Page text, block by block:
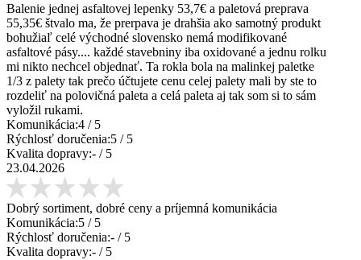
Balenie jednej asfaltovej lepenky 53,7€ a paletová preprava
55,35€ štvalo ma, že prerpava je drahšia ako samotný produkt
bohužiaľ celé východné slovensko nemá modifikované
asfaltové pásy.... každé stavebniny iba oxidované a jednu rolku
mi nikto nechcel objednať. Ta rokla bola na malinkej paletke
1/3 z palety tak prečo účtujete cenu celej palety mali by ste to
rozdeliť na polovičná paleta a celá paleta aj tak som si to sám
vyložil rukami.
Komunikácia:4 / 5
Rýchlosť doručenia:5 / 5
Kvalita dopravy:- / 5
23.04.2026
Dobrý sortiment, dobré ceny a príjemná komunikácia
Komunikácia:5 / 5
Rýchlosť doručenia:- / 5
Kvalita dopravy:- / 5